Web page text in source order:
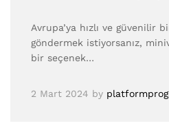
Avrupa’ya hızlı ve güvenilir
göndermek istiyorsanız,
bir seçenek…
2 Mart 2024 by